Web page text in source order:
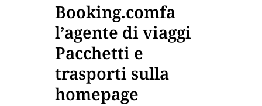
Booking.comfa
l’agente di viaggi
Pacchetti e
trasporti sulla
homepage